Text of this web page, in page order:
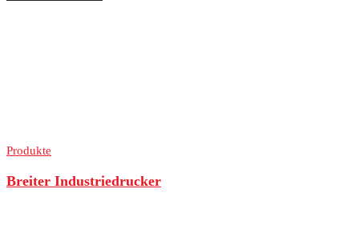
Produkte
Breiter Industriedrucker